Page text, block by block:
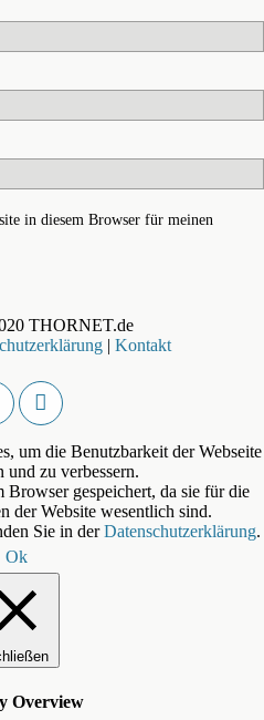
in diesem Browser für meinen
THORNET.de
| Kontakt
um die Benutzbarkeit der Webseite
und zu verbessern.
gespeichert, da sie für die
der Website wesentlich sind.
Sie in derDatenschutzerklärung.
Ok
Overview